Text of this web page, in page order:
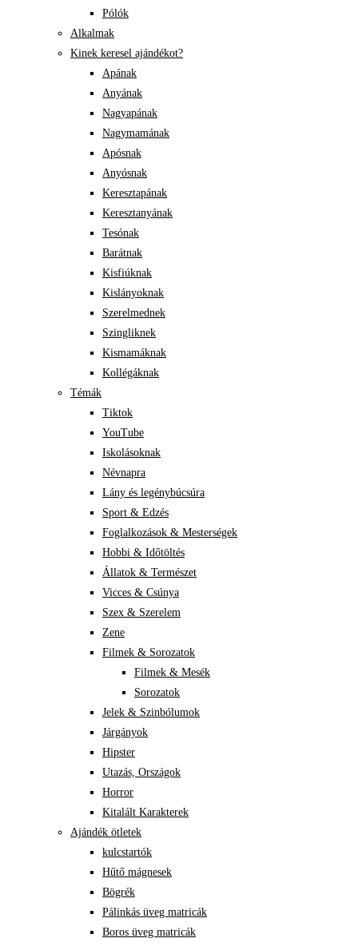
Pólók
Alkalmak
Kinek keresel ajándékot?
Apának
Anyának
Nagyapának
Nagymamának
Apósnak
Anyósnak
Keresztapának
Keresztanyának
Tesónak
Barátnak
Kisfiúknak
Kislányoknak
Szerelmednek
Szingliknek
Kismamáknak
Kollégáknak
Témák
Tiktok
YouTube
Iskolásoknak
Névnapra
Lány és legénybúcsúra
Sport & Edzés
Foglalkozások & Mesterségek
Hobbi & Időtöltés
Állatok & Természet
Vicces & Csúnya
Szex & Szerelem
Zene
Filmek & Sorozatok
Filmek & Mesék
Sorozatok
Jelek & Szinbólumok
Járgányok
Hipster
Utazás, Országok
Horror
Kitalált Karakterek
Ajándék ötletek
kulcstartók
Hűtő mágnesek
Bögrék
Pálinkás üveg matricák
Boros üveg matricák